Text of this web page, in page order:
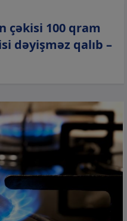
çəkisi 100 qram
dəyişməz qalıb –